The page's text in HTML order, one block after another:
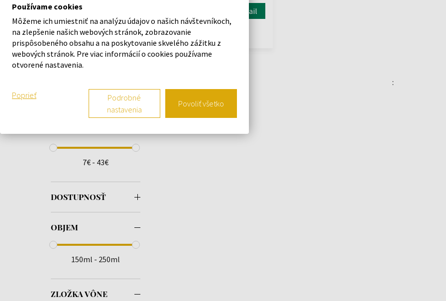
Tom Ford
Victoria´s Secret(3)
Walt Disney(1)
DRUH VÔNE
7€ - 43€
DOSTUPNOSŤ
OBJEM
150ml - 250ml
ZLOŽKA VÔNE
nedostupné
Detail
7,26 €
:
Používame cookies
Môžeme ich umiestniť na analýzu údajov o našich návštevníkoch,
na zlepšenie našich webových stránok, zobrazovanie
prispôsobeného obsahu a na poskytovanie skvelého zážitku z
webových stránok. Pre viac informácií o cookies používame
otvorené nastavenia.
Poprieť
Podrobné
nastavenia
Povoliť všetko